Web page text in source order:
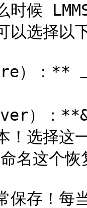
时候
以选择以
：** 上
）：
！选择这
名这个恢
保存！每